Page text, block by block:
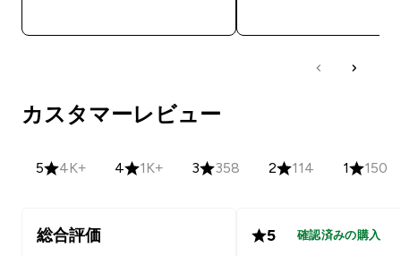
カスタマーレビュー
5 4K+ 4 1K+ 3 358 2 114 1 150
総合評価 5 確認済みの購入